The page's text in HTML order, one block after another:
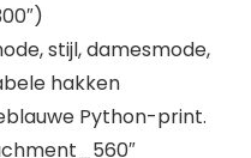
Python-print.